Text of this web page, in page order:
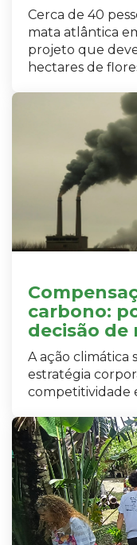
Cerca de 40
mata atlântica
projeto que
hectares de
carbono:
decisão de
A ação climática
estratégia
competitividade